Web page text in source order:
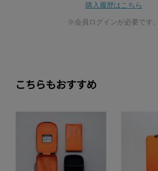
購入履歴はこちら
※会員ログインが必要です。
こちらもおすすめ